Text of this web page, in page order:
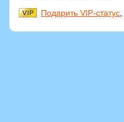
Подарить VIP-статус